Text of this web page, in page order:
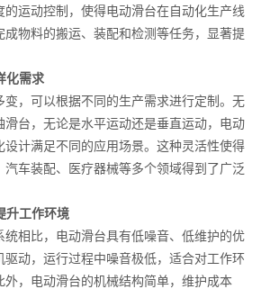
的运动控制，使得电动滑台在自动化生产线
成物料的搬运、装配和检测等任务，显著提
化需求
变，可以根据不同的生产需求进行定制。无
滑台，无论是水平运动还是垂直运动，电动
设计满足不同的应用场景。这种灵活性使得
汽车装配、医疗器械等多个领域得到了广泛
升工作环境
统相比，电动滑台具有低噪音、低维护的优
驱动，运行过程中噪音极低，适合对工作环
外，电动滑台的机械结构简单，维护成本